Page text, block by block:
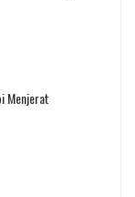
Menjerat